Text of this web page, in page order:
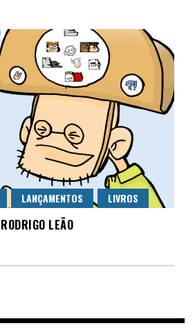
LANÇAMENTOS LIVROS
LEÃO